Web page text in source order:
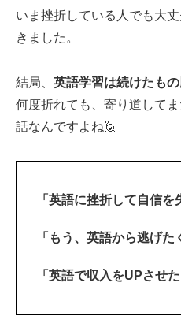
いま挫折している人でも大
きました。
結局、 英語学習は続けたも
何度折れても、寄り道して
話なんですよね🙋‍
「英語に挫折して自信を
「もう、英語から逃げた
「英語で収入をUPさせた